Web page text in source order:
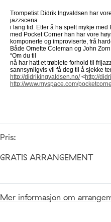
Trompetist Didrik Ingvaldsen har
jazzscena
i lang tid. Etter å ha spelt mykje med
med Pocket Corner han har vore
komponerte og improviserte, frå
Både Ornette Coleman og John
“Om du til
nå har hatt et trøblete forhold til
sannsynligvis vil få deg til å sjekke
http://didrikingvaldsen.no/<http://
http://www.myspace.com/
Pris:
GRATIS ARRANGEMENT
Mer informasjon om